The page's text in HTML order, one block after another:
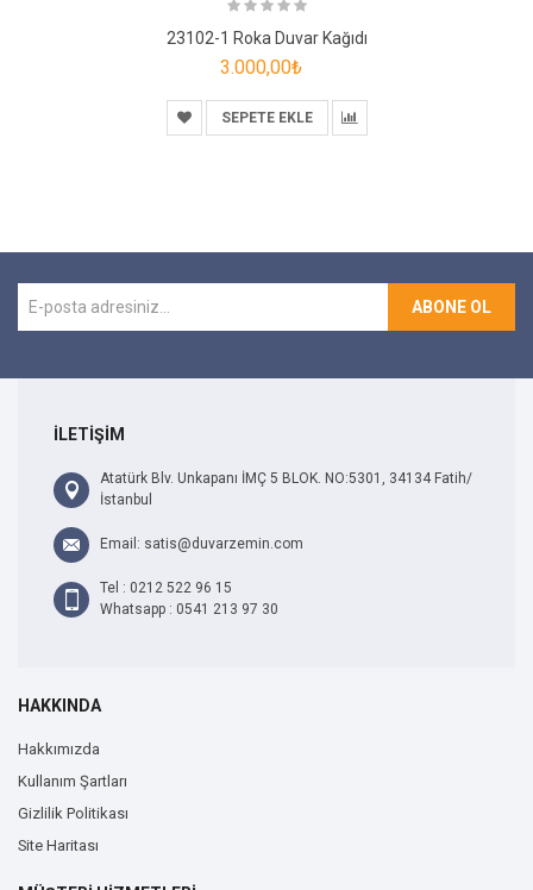
23102-1 Roka Duvar Kağıdı
3.000,00₺
SEPETE EKLE
ABONE OL
İLETİŞİM
Atatürk Blv. Unkapanı İMÇ 5 BLOK. NO:5301, 34134 Fatih/
İstanbul
Email: satis@duvarzemin.com
Tel : 0212 522 96 15
Whatsapp : 0541 213 97 30
HAKKINDA
Hakkımızda
Kullanım Şartları
Gizlilik Politikası
Site Haritası